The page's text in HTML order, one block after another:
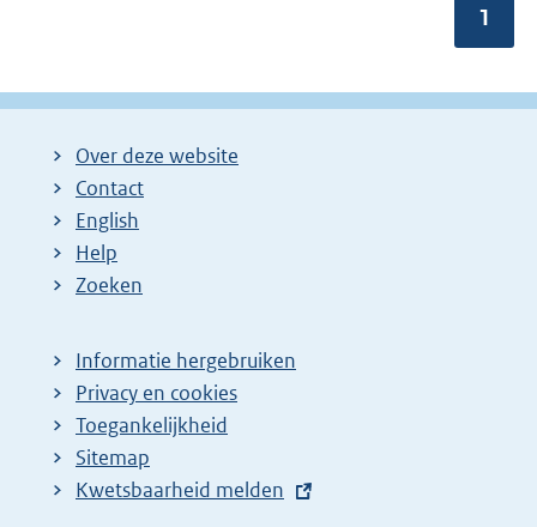
v
n
:
1
Over deze website
Contact
English
Help
Zoeken
Informatie hergebruiken
Privacy en cookies
Toegankelijkheid
Sitemap
E
Kwetsbaarheid melden